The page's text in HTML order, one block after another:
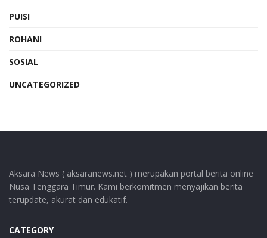
PUISI
ROHANI
SOSIAL
UNCATEGORIZED
Aksara News ( aksaranews.net ) merupakan portal berita online
Nusa Tenggara Timur. Kami berkomitmen menyajikan berita
terupdate, akurat dan edukatif.
CATEGORY